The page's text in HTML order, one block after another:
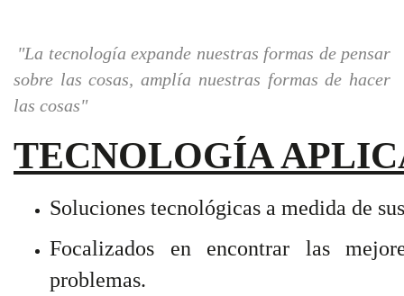
"La tecnología expande nuestras formas de pensar
sobre las cosas, amplía nuestras formas de hacer
las cosas"
TECNOLOGÍA
Soluciones tecnológicas a medida de
Focalizados en encontrar las
problemas.